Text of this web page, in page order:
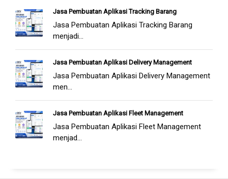
Jasa Pembuatan Aplikasi Tracking Barang
Jasa Pembuatan Aplikasi Tracking Barang
menjadi...
Jasa Pembuatan Aplikasi Delivery Management
Jasa Pembuatan Aplikasi Delivery Management
men...
Jasa Pembuatan Aplikasi Fleet Management
Jasa Pembuatan Aplikasi Fleet Management
menjad...